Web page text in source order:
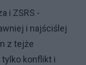
i ZSRS -
i najściślej
z tejże
tylko konflikt i